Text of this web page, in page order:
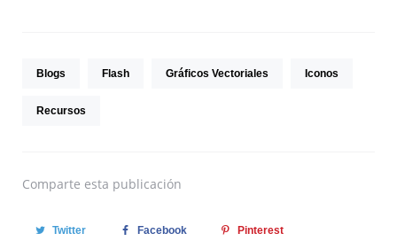
Blogs Flash Gráficos Vectoriales Iconos
Recursos
Comparte esta publicación
Twitter Facebook Pinterest